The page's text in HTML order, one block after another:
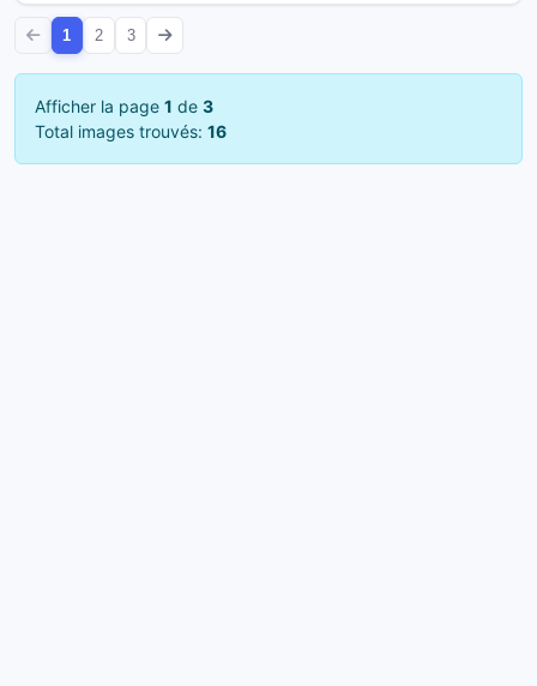
1 2 3
Afficher la page 1 de 3
Total images trouvés: 16